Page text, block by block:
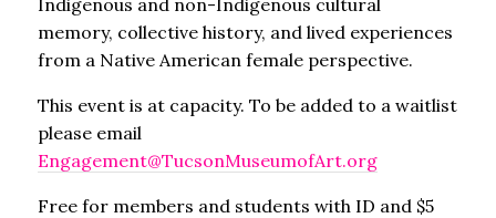
memory, collective history, and lived experiences
from a Native American female perspective.
This event is at capacity. To be added to a waitlist
please email
Engagement@TucsonMuseumofArt.org
Free for members and students with ID and $5